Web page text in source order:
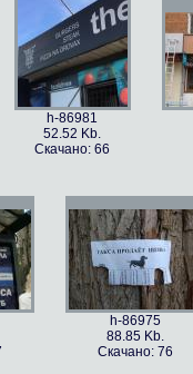
h-86981
52.52 Kb.
Скачано: 66
h-86975
88.85 Kb.
Скачано: 76